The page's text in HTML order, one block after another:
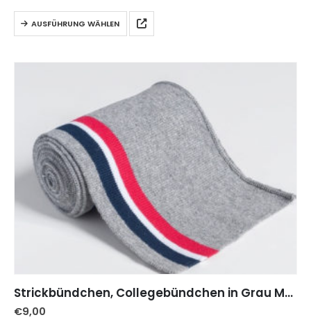
AUSFÜHRUNG WÄHLEN
Strickbündchen, Collegebündchen in Grau Melange mit Streifen in Marine Rot, 120 cm
€9,00